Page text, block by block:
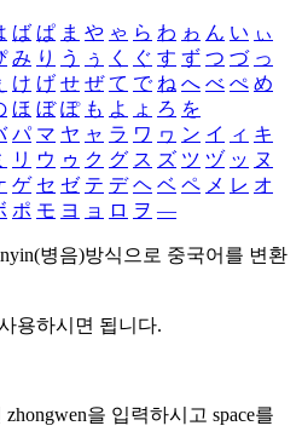
ば ぱ ま や ゃ ら わ ゎ ん い ぃ
み り う ぅ く ぐ す ず つ づ っ
け げ せ ぜ て で ね へ べ ぺ め
ほ ぼ ぽ も よ ょ ろ を
パ マ ヤ ャ ラ ワ ヮ ン イ ィ キ
リ ウ ゥ ク グ ス ズ ツ ヅ ッ ヌ
ゲ セ ゼ テ デ ヘ ベ ペ メ レ オ
ポ モ ヨ ョ ロ ヲ ―
병음)방식으로 중국어를 변환
용하시면 됩니다.
zhongwen을 입력하시고 space를